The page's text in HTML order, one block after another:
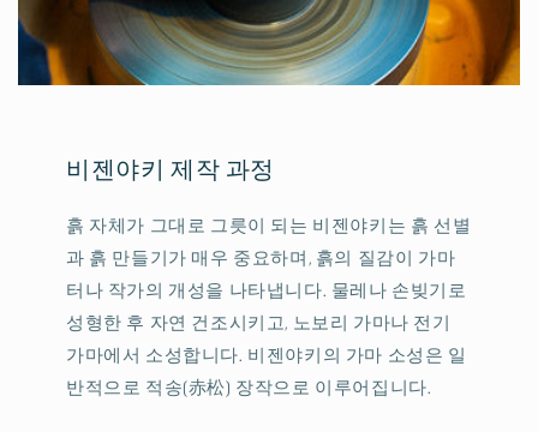
비젠야키 제작 과정
흙 자체가 그대로 그릇이 되는 비젠야키는 흙 선별
과 흙 만들기가 매우 중요하며, 흙의 질감이 가마
터나 작가의 개성을 나타냅니다. 물레나 손빚기로
성형한 후 자연 건조시키고, 노보리 가마나 전기
가마에서 소성합니다. 비젠야키의 가마 소성은 일
반적으로 적송(赤松) 장작으로 이루어집니다.